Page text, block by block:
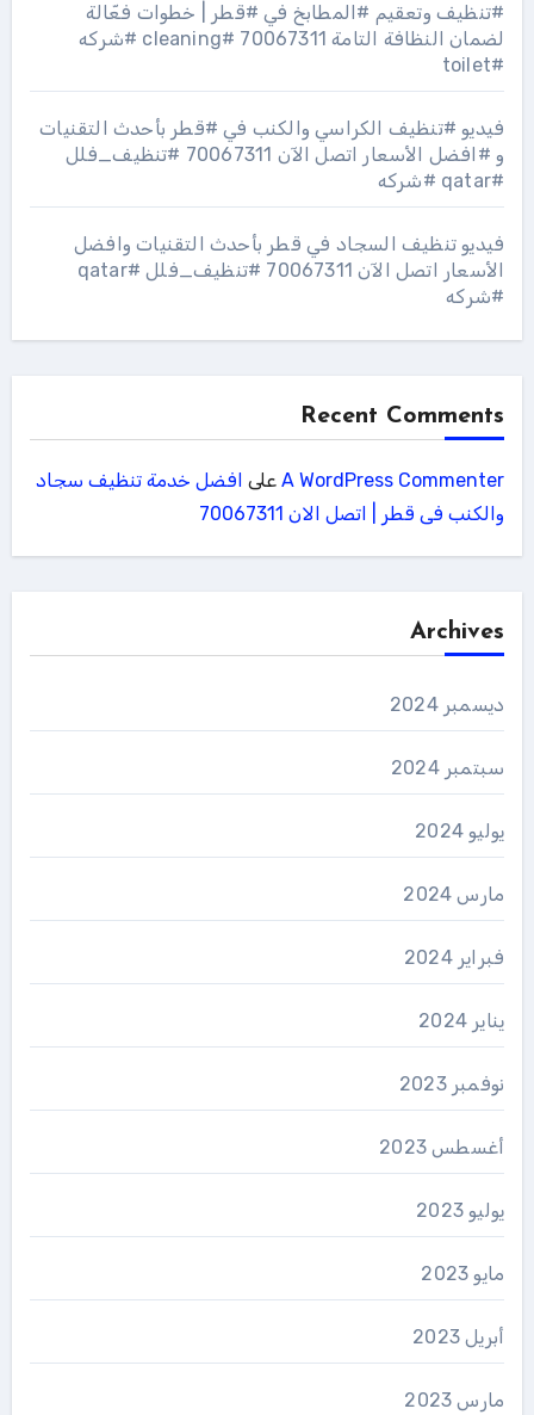
#تنظيف وتعقيم #المطابخ في #قطر | خطوات فعّالة
لضمان النظافة التامة 70067311 #cleaning #شركه
#toilet
فيديو #تنظيف الكراسي والكنب في #قطر بأحدث التقنيات
و #افضل الأسعار اتصل الآن 70067311 #تنظيف_فلل
#qatar #شركه
فيديو تنظيف السجاد في قطر بأحدث التقنيات وافضل
الأسعار اتصل الآن 70067311 #تنظيف_فلل #qatar
#شركه
Recent Comments
A WordPress Commenterعلى افضل خدمة تنظيف سجاد
والكنب فى قطر | اتصل الان 70067311
Archives
ديسمبر 2024
سبتمبر 2024
يوليو 2024
مارس 2024
فبراير 2024
يناير 2024
نوفمبر 2023
أغسطس 2023
يوليو 2023
مايو 2023
أبريل 2023
مارس 2023